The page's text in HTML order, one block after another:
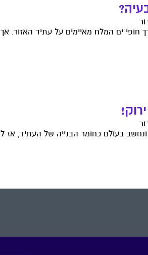
חופי ים המלח מאיימים על עתיד האזור.
בעולם כחומר הבנייה של העתיד, אז